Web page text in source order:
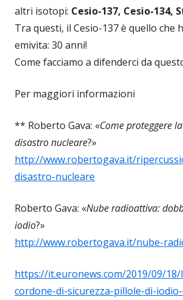
altri isotopi: Cesio-137, Cesio-134,
Tra questi, il Cesio-137 è quello che
emivita: 30 anni!
Come facciamo a difenderci da
Per maggiori informazioni
** Roberto Gava: «Come proteggere
disastro nucleare?»
http://www.robertogava.it/
disastro-nucleare
Roberto Gava: «Nube radioattiva:
iodio?»
http://www.robertogava.it/nube-
https://it.euronews.com/2019/09/
cordone-di-sicurezza-pillole-di-